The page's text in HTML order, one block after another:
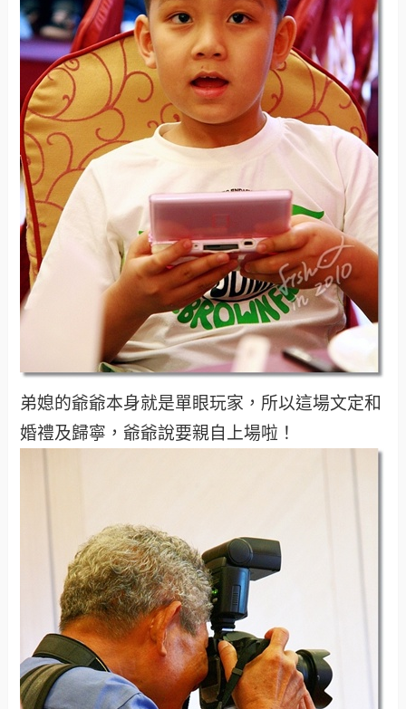
弟媳的爺爺本身就是單眼玩家，所以這場文定和
婚禮及歸寧，爺爺說要親自上場啦！